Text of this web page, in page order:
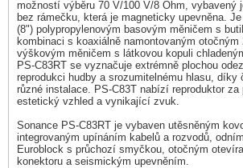
možností výběru 70 V/100 V/8 Ohm, vybavený
bez rámečku, která je magneticky upevněna.
(8") polypropylenovým basovým měničem s
kombinaci s koaxiálně namontovaným otočným
výškovým měničem s látkovou kopuli
PS-C83RT se vyznačuje extrémně plochou
reprodukci hudby a srozumitelnému hlasu, díky
různé instalace. PS-C83T nabízí reproduktor za
estetický vzhled a vynikající zvuk.
Sonance PS-C83RT je vybaven utěsněným
integrovaným upínáním kabelů a rozvodů,
Euroblock s průchozí smyčkou, otočným
konektoru a seismickým upevněním.